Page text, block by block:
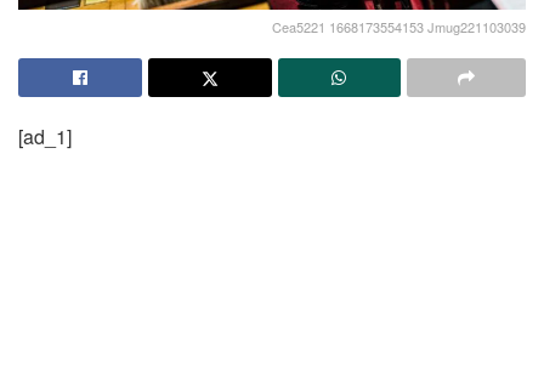
Cea5221 1668173554153 Jmug221103039
[ad_1]